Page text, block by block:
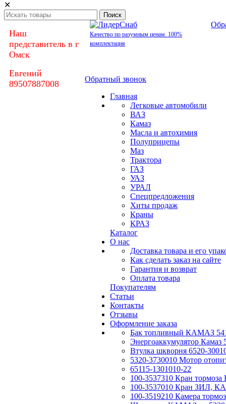
✕
Наш
представитель в г
Омск
Евгений
89507887008
Качество по разумным ценам. 100%
комплектация
Обратный звонок
Главная
Легковые автомобили
ВАЗ
Камаз
Масла и автохимия
Полуприцепы
Маз
Трактора
ГАЗ
УАЗ
УРАЛ
Спецпредложения
Хиты продаж
Краны
КРАЗ
Каталог
О нас
Доставка товара и его
Как сделать заказ на сайте
Гарантия и возврат
Оплата товара
Покупателям
Статьи
Контакты
Отзывы
Оформление заказа
Бак топливный КАМАЗ
Энергоаккумулятор Камаз
Втулка шкворня 6520-
5320-3730010 Мотор
65115-1301010-22
100-3537310 Кран
100-3537010 Кран ЗИЛ,
100-3519210 Камера